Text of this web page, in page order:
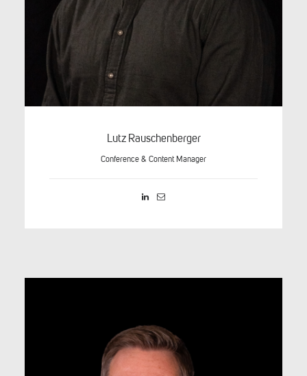
Lutz Rauschenberger
Conference & Content Manager